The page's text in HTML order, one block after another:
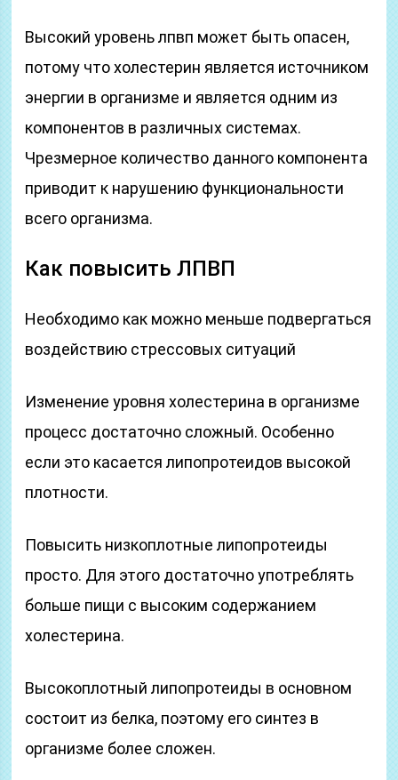
Высокий уровень лпвп может быть опасен,
потому что холестерин является источником
энергии в организме и является одним из
компонентов в различных системах.
Чрезмерное количество данного компонента
приводит к нарушению функциональности
всего организма.
Как повысить ЛПВП
Необходимо как можно меньше подвергаться
воздействию стрессовых ситуаций
Изменение уровня холестерина в организме
процесс достаточно сложный. Особенно
если это касается липопротеидов высокой
плотности.
Повысить низкоплотные липопротеиды
просто. Для этого достаточно употреблять
больше пищи с высоким содержанием
холестерина.
Высокоплотный липопротеиды в основном
состоит из белка, поэтому его синтез в
организме более сложен.